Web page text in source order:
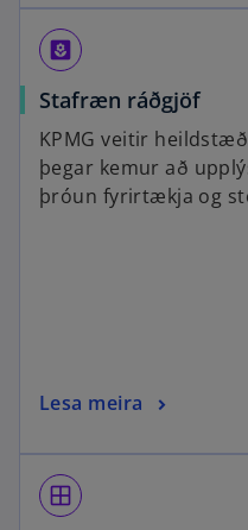
yard
Stafræn ráðgjöf
KPMG veitir
þegar kemur að
þróun fyrirtækja og
Lesa meira
window